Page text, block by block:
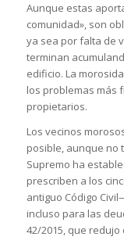
Aunque estas
comunidad», son
ya sea por falta de
terminan
edificio. La
los problemas más
propietarios.
Los vecinos
posible, aunque no
Supremo ha
prescriben a los
antiguo Código
incluso para las
42/2015, que